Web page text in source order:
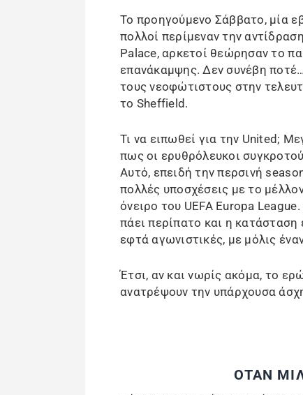
Το προηγούμενο Σάββατο, μία
πολλοί περίμεναν την
Palace, αρκετοί θεώρησαν το
επανάκαμψης. Δεν συνέβη
τους νεοφώτιστους στην
το Sheffield.
Τι να ειπωθεί για την United;
πως οι ερυθρόλευκοι
Αυτό, επειδή την περσινή
πολλές υποσχέσεις με το
όνειρο του UEFA Europa
πάει περίπατο και η
εφτά αγωνιστικές, με μόλις
Έτσι, αν και νωρίς ακόμα, το
ανατρέψουν την υπάρχουσα
ΟΤΑΝ